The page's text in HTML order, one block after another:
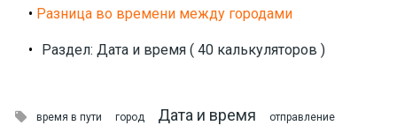
• Разница во времени между городами
• Раздел: Дата и время ( 40 калькуляторов )
 время в пути город Дата и время отправление